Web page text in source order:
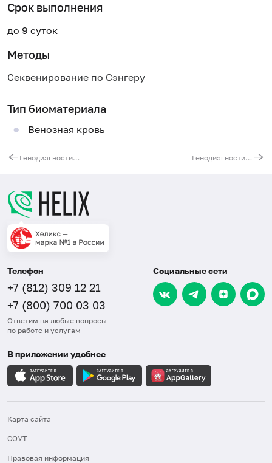
Срок выполнения
до 9 суток
Методы
Секвенирование по Сэнгеру
Тип биоматериала
Венозная кровь
Генодиагностика синдрома аутосомно-доминантной артериопатии (ЦАДАСИЛ). Ген NOTCH3 Генодиагностика спинальной мышечной атрофии. Гены SMN1 и SMN2
Телефон
+7 (812) 309 12 21
+7 (800) 700 03 03
Ответим на любые вопросы
по работе и услугам
Социальные сети
В приложении удобнее
Карта сайта
СОУТ
Правовая информация